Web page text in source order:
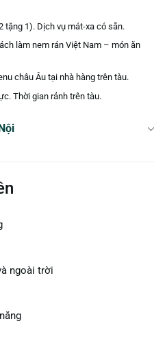
tặng 1). Dịch vụ mát-xa có sẵn.
làm nem rán Việt Nam – món ăn
châu Âu tại nhà hàng trên tàu.
Thời gian rảnh trên tàu.
ngoài trời